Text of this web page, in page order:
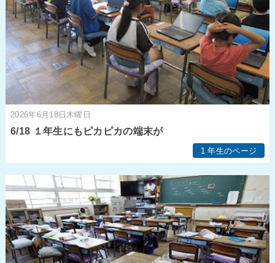
2026年6月18日木曜日
6/18 １年生にもピカピカの端末が
1 年生のページ